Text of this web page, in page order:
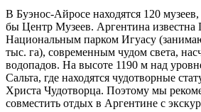
В Буэнос-Айросе находятся 120 музеев,
бы Центр Музеев. Аргентина
Национальным парком Игуасу
тыс. га), современным чудом света,
водопадов. На высоте 1190 м над
Сальта, где находятся чудотворные
Христа Чудотворца. Поэтому мы
совместить отдых в Аргентине с